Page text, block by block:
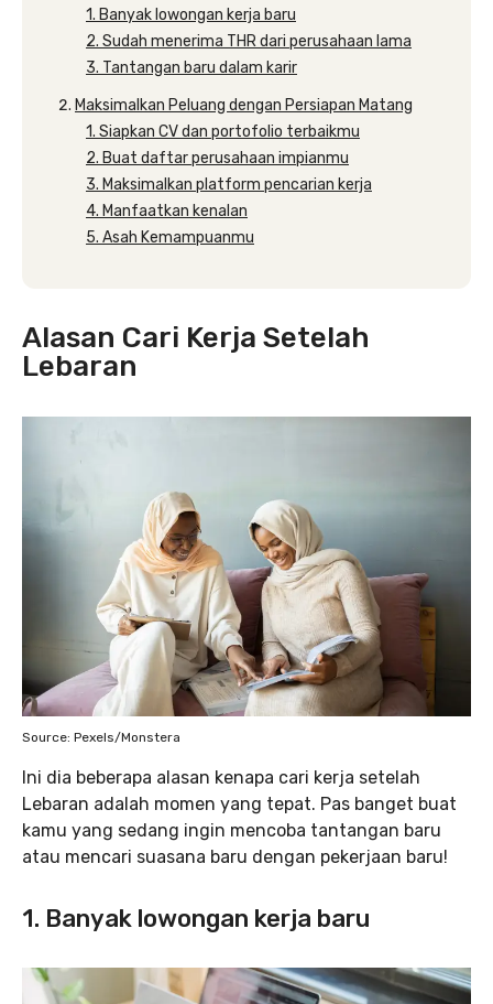
1. Banyak lowongan kerja baru
2. Sudah menerima THR dari perusahaan lama
3. Tantangan baru dalam karir
Maksimalkan Peluang dengan Persiapan Matang
1. Siapkan CV dan portofolio terbaikmu
2. Buat daftar perusahaan impianmu
3. Maksimalkan platform pencarian kerja
4. Manfaatkan kenalan
5. Asah Kemampuanmu
Alasan Cari Kerja Setelah
Lebaran
Source: Pexels/Monstera
Ini dia beberapa alasan kenapa cari kerja setelah
Lebaran adalah momen yang tepat. Pas banget buat
kamu yang sedang ingin mencoba tantangan baru
atau mencari suasana baru dengan pekerjaan baru!
1. Banyak lowongan kerja baru